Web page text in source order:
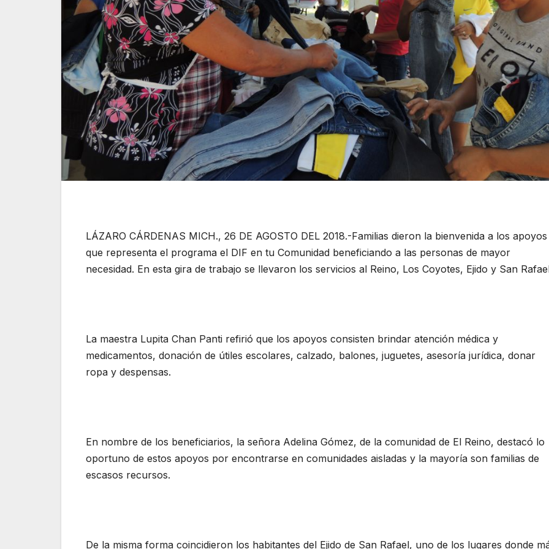
LÁZARO CÁRDENAS MICH., 26 DE AGOSTO DEL 2018.-Familias dieron la bienvenida a los apoyos
que representa el programa el DIF en tu Comunidad beneficiando a las personas de mayor
necesidad. En esta gira de trabajo se llevaron los servicios al Reino, Los Coyotes, Ejido y San
La maestra Lupita Chan Panti refirió que los apoyos consisten brindar atención médica y
medicamentos, donación de útiles escolares, calzado, balones, juguetes, asesoría jurídica, donar
ropa y despensas.
En nombre de los beneficiarios, la señora Adelina Gómez, de la comunidad de El Reino, destacó lo
oportuno de estos apoyos por encontrarse en comunidades aisladas y la mayoría son familias de
escasos recursos.
De la misma forma coincidieron los habitantes del Ejido de San Rafael, uno de los lugares donde